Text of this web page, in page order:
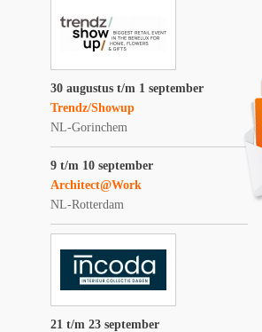
30 augustus t/m 1 september
Trendz/Showup
NL-Gorinchem
9 t/m 10 september
Architect@Work
NL-Rotterdam
21 t/m 23 september